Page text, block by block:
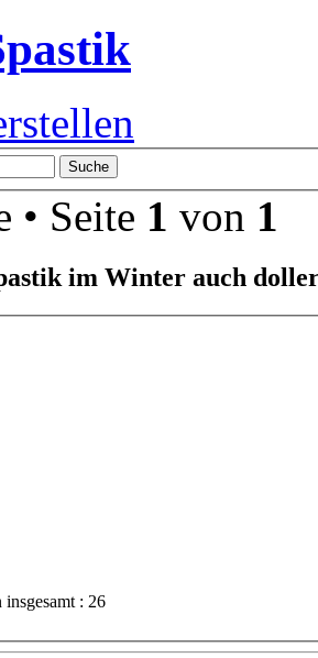
• Seite 1 von 1
im Winter auch
: 26